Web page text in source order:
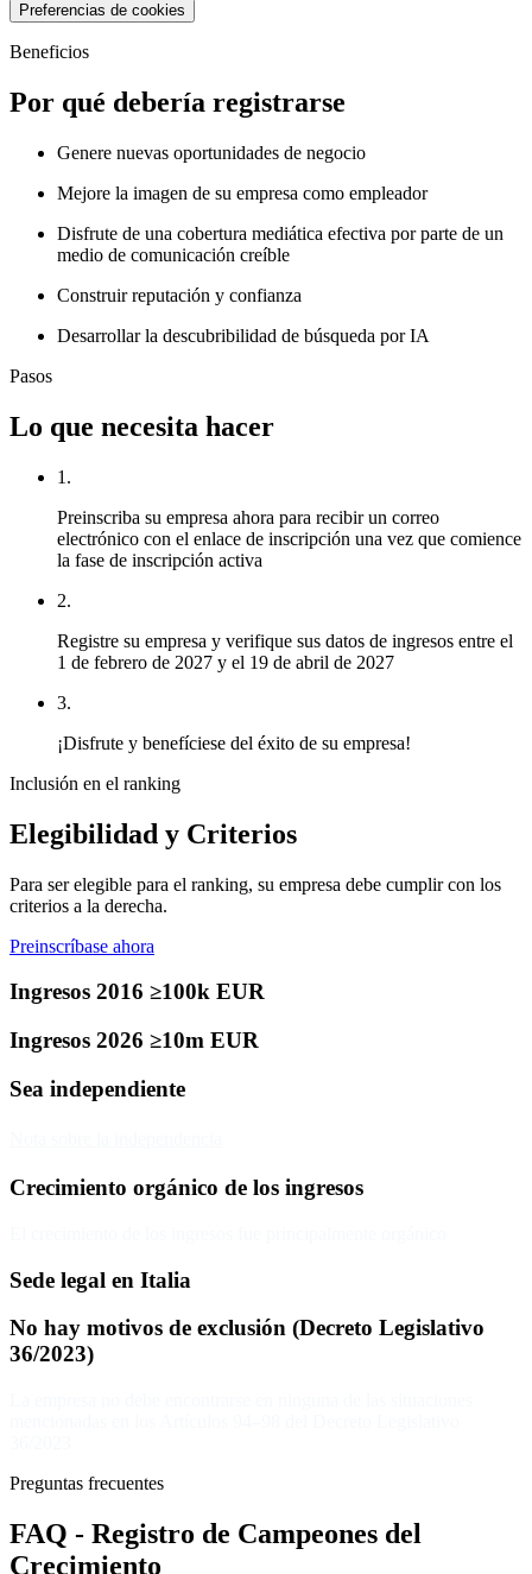
Preferencias de cookies
Beneficios
Por qué debería registrarse
Genere nuevas oportunidades de negocio
Mejore la imagen de su empresa como empleador
Disfrute de una cobertura mediática efectiva por parte de un
medio de comunicación creíble
Construir reputación y confianza
Desarrollar la descubribilidad de búsqueda por IA
Pasos
Lo que necesita hacer
1.
Preinscriba su empresa ahora para recibir un correo
electrónico con el enlace de inscripción una vez que comience
la fase de inscripción activa
2.
Registre su empresa y verifique sus datos de ingresos entre el
1 de febrero de 2027 y el 19 de abril de 2027
3.
¡Disfrute y benefíciese del éxito de su empresa!
Inclusión en el ranking
Elegibilidad y Criterios
Para ser elegible para el ranking, su empresa debe cumplir con los
criterios a la derecha.
Preinscríbase ahora
Ingresos 2016 ≥100k EUR
Ingresos 2026 ≥10m EUR
Sea independiente
Crecimiento orgánico de los ingresos
Sede legal en Italia
No hay motivos de exclusión (Decreto Legislativo
36/2023)
Preguntas frecuentes
FAQ - Registro de Campeones del
Crecimiento